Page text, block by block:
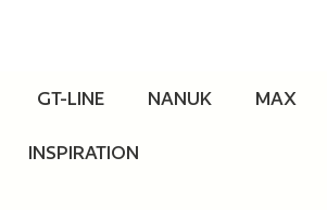
GT-LINE NANUK MAX
INSPIRATION